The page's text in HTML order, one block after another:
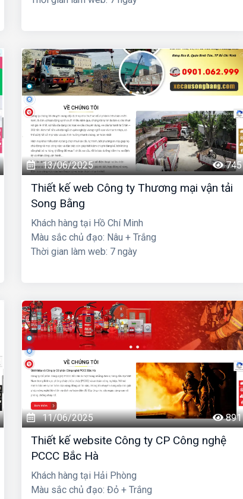
13/06/2025 745
Thiết kế web Công ty Thương mại vận tải
Song Bằng
Khách hàng tại Hồ Chí Minh
Màu sắc chủ đạo: Nâu + Trắng
Thời gian làm web: 7 ngày
11/06/2025 891
Thiết kế website Công ty CP Công nghệ
PCCC Bắc Hà
Khách hàng tại Hải Phòng
Màu sắc chủ đạo: Đỏ + Trắng